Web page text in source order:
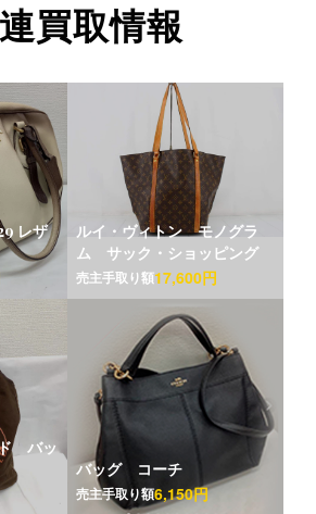
買取情報
レザ
ルイ・ヴィトン モノグラ
ム サック・ショッピング
売主手取り額17,600円
ド バッ
バッグ コーチ
売主手取り額6,150円